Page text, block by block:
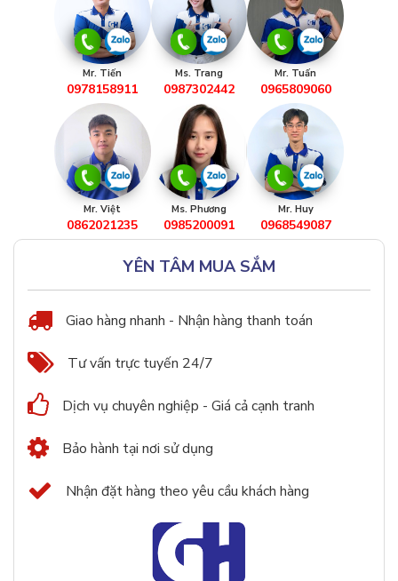
Mr. Tiến
0978158911
Ms. Trang
0987302442
Mr. Tuấn
0965809060
Mr. Việt
0862021235
Ms. Phương
0985200091
Mr. Huy
0968549087
YÊN TÂM MUA SẮM
Giao hàng nhanh - Nhận hàng thanh toán
Tư vấn trực tuyến 24/7
Dịch vụ chuyên nghiệp - Giá cả cạnh tranh
Bảo hành tại nơi sử dụng
Nhận đặt hàng theo yêu cầu khách hàng